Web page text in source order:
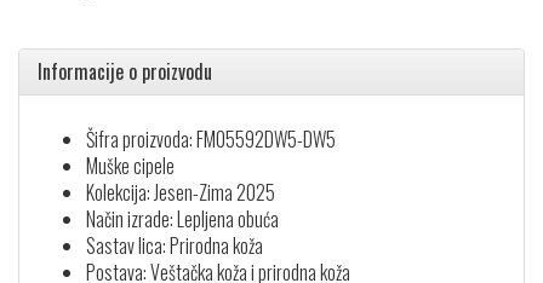
Informacije o proizvodu
Šifra proizvoda: FM05592DW5-DW5
Muške cipele
Kolekcija: Jesen-Zima 2025
Način izrade: Lepljena obuća
Sastav lica: Prirodna koža
Postava: Veštačka koža i prirodna koža